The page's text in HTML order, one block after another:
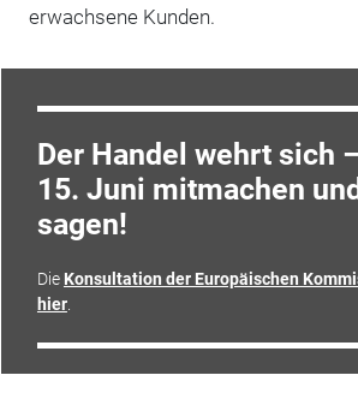
erwachsene Kunden.
Der Handel wehrt sich
15. Juni mitmachen
sagen!
Die Konsultation der Europäischen
hier.